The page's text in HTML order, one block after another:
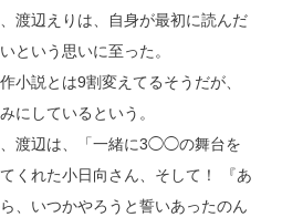
渡辺えりは、自身が最初に読んだ
という思いに至った。
小説とは9割変えてるそうだが、
にしているという。
渡辺は、「一緒に3◯◯の舞台を
くれた小日向さん、そして！ 『あ
、いつかやろうと誓いあったのん